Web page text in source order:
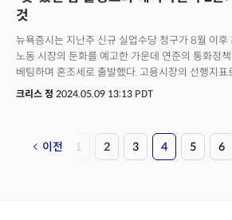
것
뉴욕증시는 지난주 신규 실업수당 청구가 8월 이후
노동 시장의 둔화를 예고한 가운데 연준의 통화정
베팅하며 혼조세로 출발했다. 고용시장의 선행지
청구는 23만 1000명으로 월가 추정치였던 21만
가시화되지는 않고 있다는 분위기다. 크리스 라킨,
애널리스트는 "현재 노동시장 변화가 일시적인 현
크리스 정 2024.05.09 13:13 PDT
이전 1 2 3 4 5 6